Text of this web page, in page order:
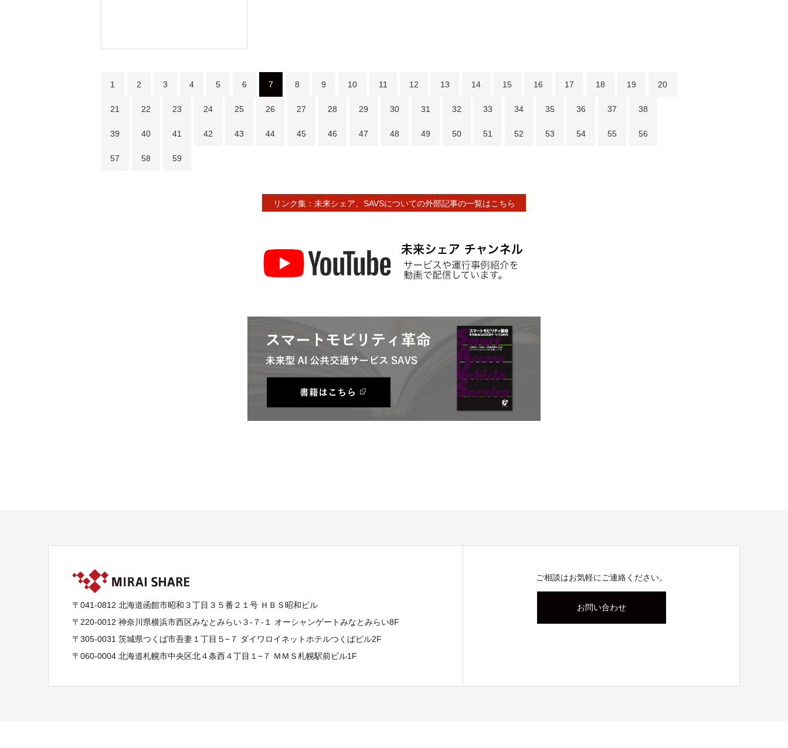
1 2 3 4 5 6 7 8 9 10 11 12 13 14 15 16 17 18 19 20
21 22 23 24 25 26 27 28 29 30 31 32 33 34 35 36 37 38
39 40 41 42 43 44 45 46 47 48 49 50 51 52 53 54 55 56
57 58 59
リンク集：未来シェア、SAVSについての外部記事の一覧はこちら
〒041-0812 北海道函館市昭和３丁目３５番２１号 ＨＢＳ昭和ビル
〒220-0012 神奈川県横浜市西区みなとみらい３-７-１ オーシャンゲートみなとみらい8F
〒305-0031 茨城県つくば市吾妻１丁目５−７ ダイワロイネットホテルつくばビル2F
〒060-0004 北海道札幌市中央区北４条西４丁目１−７ ＭＭＳ札幌駅前ビル1F
ご相談はお気軽にご連絡ください。
お問い合わせ